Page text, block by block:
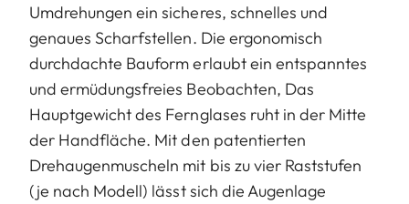
Umdrehungen ein sicheres, schnelles und
genaues Scharfstellen. Die ergonomisch
durchdachte Bauform erlaubt ein entspanntes
und ermüdungsfreies Beobachten, Das
Hauptgewicht des Fernglases ruht in der Mitte
der Handfläche. Mit den patentierten
Drehaugenmuscheln mit bis zu vier Raststufen
(je nach Modell) lässt sich die Augenlage